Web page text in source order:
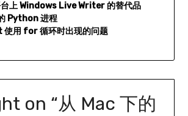
上 Windows Live Writer 的替代品
Python 进程
用 for 循环时出现的问题
on “从 Mac 下的